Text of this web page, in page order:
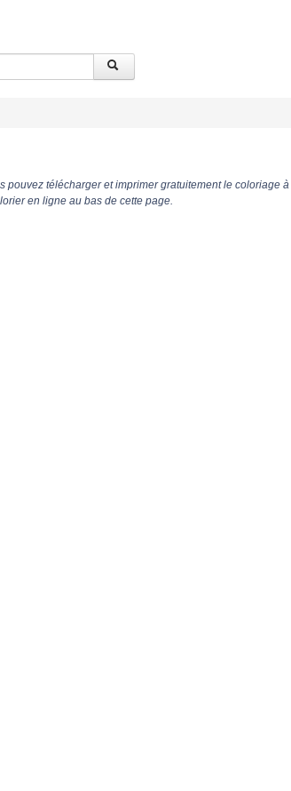
pouvez télécharger et imprimer gratuitement le coloriage
en ligne au bas de cette page.